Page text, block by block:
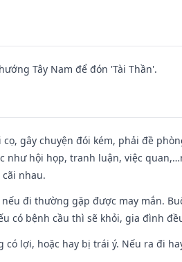
Tây Nam để đón 'Tài Thần'.
cọ, gây chuyện đói kém, phải đề
hội họp, tranh luận, việc
nhau.
đi thường gặp được may mắn.
có bệnh cầu thì sẽ khỏi, gia đình
có lợi, hoặc hay bị trái ý. Nếu ra đi